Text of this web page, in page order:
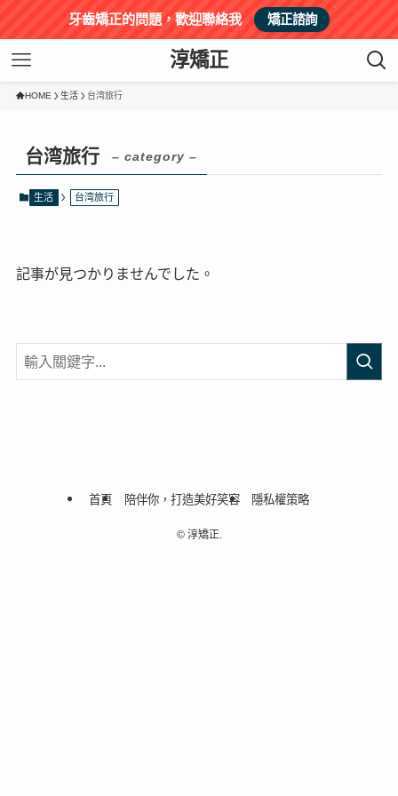
牙齒矯正的問題，歡迎聯絡我 矯正諮詢
淳矯正
HOME 生活 台湾旅行
台湾旅行 – category –
生活 台湾旅行
記事が見つかりませんでした。
首頁 陪伴你，打造美好笑容 隱私權策略
©淳矯正.